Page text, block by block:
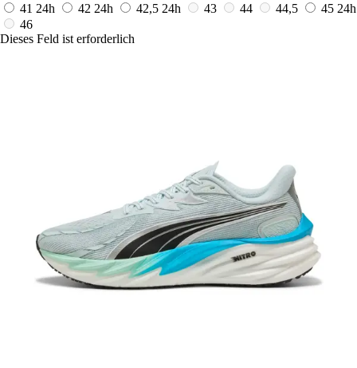
41 24h 42 24h 42,5 24h 43 44 44,5 45 24h
46
Dieses Feld ist erforderlich